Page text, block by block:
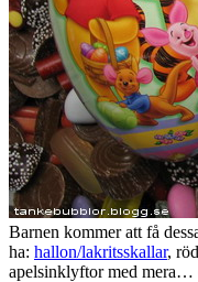
Barnen kommer att få
ha: hallon/lakritsskallar,
apelsinklyftor med mera…